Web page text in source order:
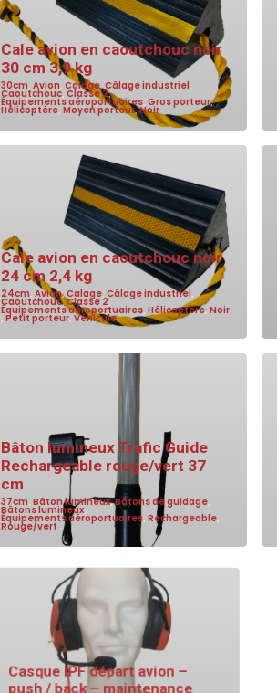
Cale avion en caoutchouc noir
30 cm 3,9 kg
30cm ,Avion ,Calage ,Câlage industriel
Caoutchouc ,Classe 2,
Équipements aéroportuaires ,Gros porteur,
Hélicoptère ,Moyen porteur,Noir
Cale avion en caoutchouc noir
24 cm 2,4 kg
24cm ,Avion,Calage ,Câlage industriel
Caoutchouc,Classe 2
Équipements aéroportuaires ,Hélicoptère ,Noir
,Petit porteur ,Véhicule
Bâton lumineux Trafic Guide
Rechargeable rouge/vert 37
cm
37cm ,Bâton lumineux,Bâtons de guidage
Bâtons lumineux
Équipements aéroportuaires ,Rechargeable
Rouge/vert
Casque IPF départ avion –